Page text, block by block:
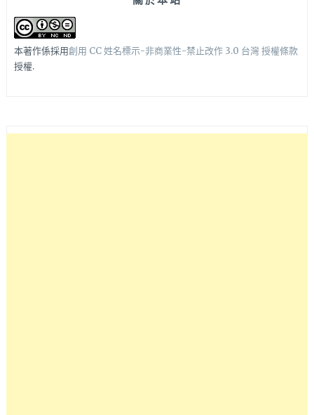
本著作係採用創用 CC 姓名標示-非商業性-禁止改作 3.0 台灣 授權條款
授權.